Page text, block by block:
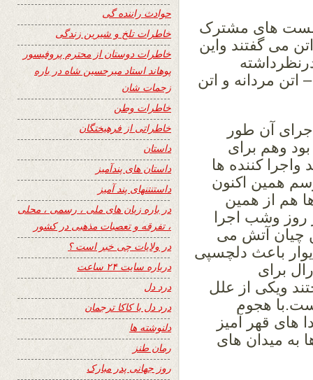
نشست های مشترک
می گفتند واین
مردانه و اتن
آن طور
وهم برای
کننده ها
همین اکنون
هم از همین
روز وشب اجرا
چیان آتش می
باعث دلچسپی
برای
ویکی از علل
هجوم
های قهر آمیز
به میدان های
حوادث راننده گی
خاطرات تلخ و شیرین زندگی
خاطرات دوستان از محترم پروفیسور
پوهاند استاد میرحسین شاه در باره
زحمات شان
خاطرات وطن
خاطراتی از فرهیختگان
داستان
داستان های پندآمیز
داستنتنهای پند آمیز
در باره زبان های ملی ، رسمی ، محلی
، تفرقه و تعصبات مذهبی در کشور
در ولایات چی خبر است ؟
درباره سایت ۲۴ ساعت
درد دل
درد دل با کاکا ترجمان
دلنوشته ها
رمان طنز
روز جهانی پدر مبارک